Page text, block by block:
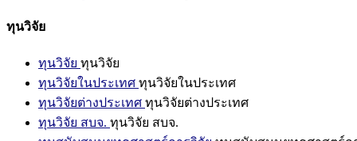
ทุนวิจัย
ทุนวิจัย ทุนวิจัย
ทุนวิจัยในประเทศ ทุนวิจัยในประเทศ
ทุนวิจัยต่างประเทศ ทุนวิจัยต่างประเทศ
ทุนวิจัย สบจ. ทุนวิจัย สบจ.